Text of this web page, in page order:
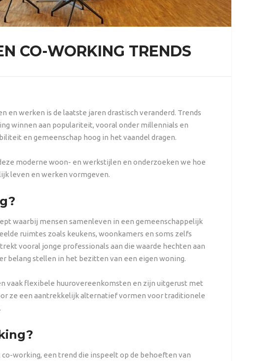
CO-WORKING TRENDS
en werken is de laatste jaren drastisch veranderd. Trends
winnen aan populariteit, vooral onder millennials en
en gemeenschap hoog in het vaandel dragen.
moderne woon- en werkstijlen en onderzoeken we hoe
leven en werken vormgeven.
waarbij mensen samenleven in een gemeenschappelijk
ruimtes zoals keukens, woonkamers en soms zelfs
vooral jonge professionals aan die waarde hechten aan
belang stellen in het bezitten van een eigen woning.
vaak flexibele huurovereenkomsten en zijn uitgerust met
ze een aantrekkelijk alternatief vormen voor traditionele
working, een trend die inspeelt op de behoeften van